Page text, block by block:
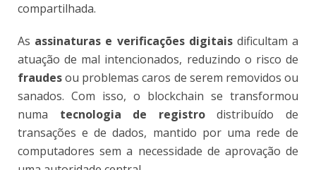
compartilhada.
As assinaturas e verificações digitaisdificultam a
atuação de mal intencionados, reduzindo o risco de
fraudesou problemas caros de serem removidos ou
sanados. Com isso, o blockchain se transformou
numa tecnologia de registrodistribuído de
transações e de dados, mantido por uma rede de
computadores sem a necessidade de aprovação de